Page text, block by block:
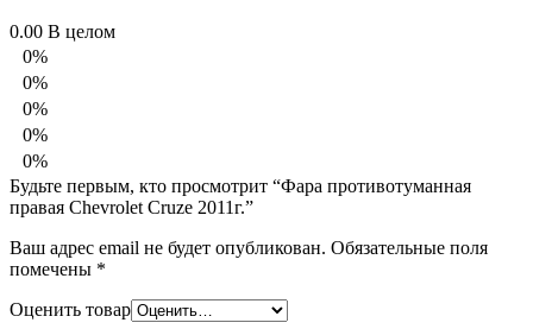
0.00 В целом
0%
0%
0%
0%
0%
Будьте первым, кто просмотрит “Фара противотуманная
правая Chevrolet Cruze 2011г.”
Ваш адрес email не будет опубликован. Обязательные поля
помечены *
Оценить товар